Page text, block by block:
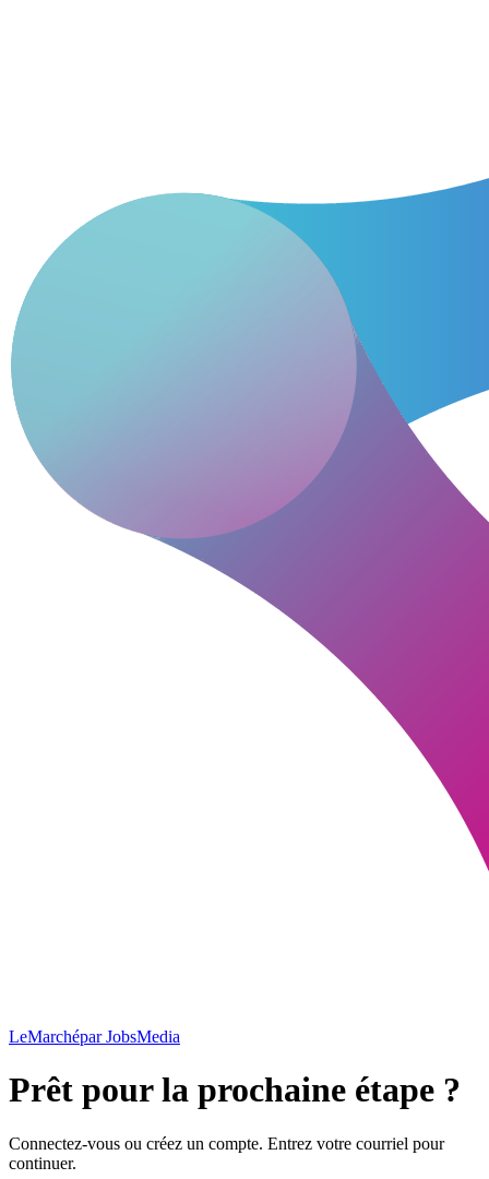
LeMarchépar JobsMedia
Prêt pour la prochaine étape ?
Connectez-vous ou créez un compte. Entrez votre courriel pour
continuer.